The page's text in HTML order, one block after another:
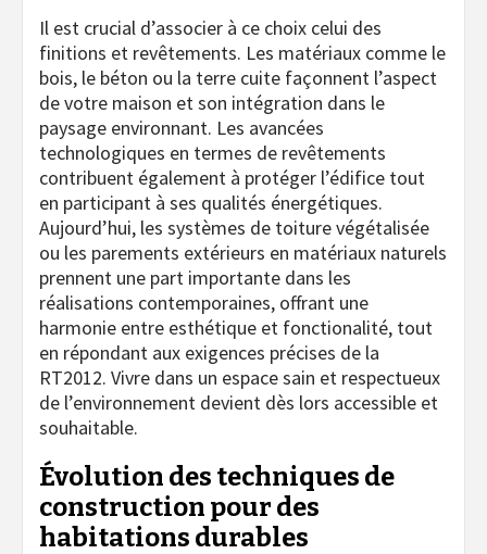
Il est crucial d’associer à ce choix celui des
finitions et revêtements. Les matériaux comme le
bois, le béton ou la terre cuite façonnent l’aspect
de votre maison et son intégration dans le
paysage environnant. Les avancées
technologiques en termes de revêtements
contribuent également à protéger l’édifice tout
en participant à ses qualités énergétiques.
Aujourd’hui, les systèmes de toiture végétalisée
ou les parements extérieurs en matériaux naturels
prennent une part importante dans les
réalisations contemporaines, offrant une
harmonie entre esthétique et fonctionalité, tout
en répondant aux exigences précises de la
RT2012. Vivre dans un espace sain et respectueux
de l’environnement devient dès lors accessible et
souhaitable.
Évolution des techniques de
construction pour des
habitations durables